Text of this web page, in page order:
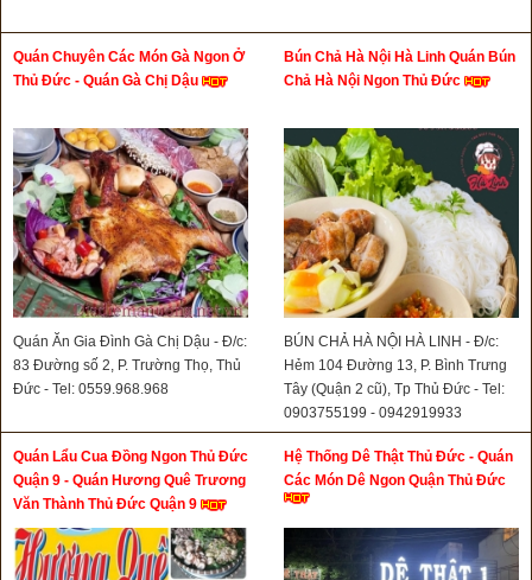
Quán Chuyên Các Món Gà Ngon Ở
Thủ Đức - Quán Gà Chị Dậu
Quán Ăn Gia Đình Gà Chị Dậu - Đ/c:
83 Đường số 2, P. Trường Thọ, Thủ
Đức - Tel: 0559.968.968
Bún Chả Hà Nội Hà Linh Quán Bún
Chả Hà Nội Ngon Thủ Đức
BÚN CHẢ HÀ NỘI HÀ LINH - Đ/c:
Hẻm 104 Đường 13, P. Bình Trưng
Tây (Quận 2 cũ), Tp Thủ Đức - Tel:
0903755199 - 0942919933
Quán Lẩu Cua Đồng Ngon Thủ Đức
Quận 9 - Quán Hương Quê Trương
Văn Thành Thủ Đức Quận 9
Hệ Thống Dê Thật Thủ Đức - Quán
Các Món Dê Ngon Quận Thủ Đức